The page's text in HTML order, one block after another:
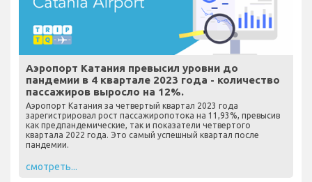
Аэропорт Катания превысил уровни до
пандемии в 4 квартале 2023 года - количество
пассажиров выросло на 12%.
Аэропорт Катания за четвертый квартал 2023 года
зарегистрировал рост пассажиропотока на 11,93%, превысив
как предпандемические, так и показатели четвертого
квартала 2022 года. Это самый успешный квартал после
пандемии.
смотреть...